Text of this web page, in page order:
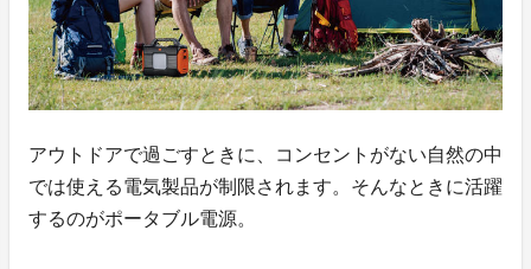
アウトドアで過ごすときに、コンセントがない自然の中
では使える電気製品が制限されます。そんなときに活躍
するのがポータブル電源。